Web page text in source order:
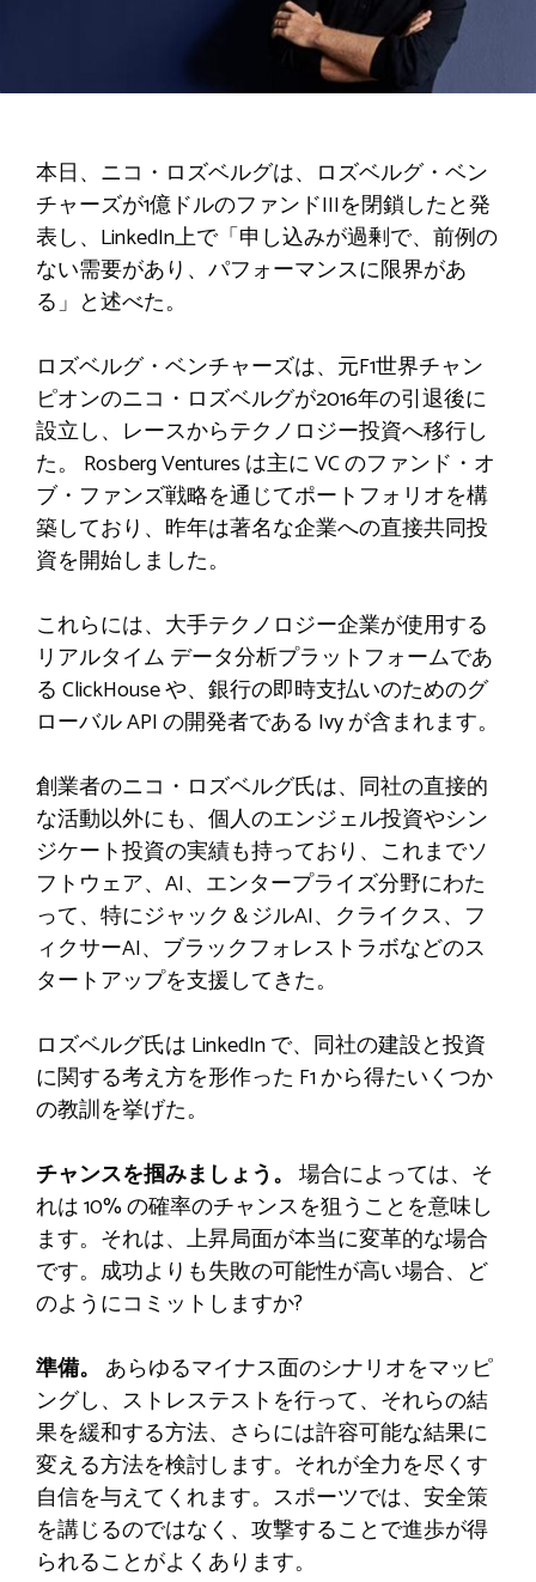
本日、ニコ・ロズベルグは、ロズベルグ・ベン
チャーズが1億ドルのファンドIIIを閉鎖したと発
表し、LinkedIn上で「申し込みが過剰で、前例の
ない需要があり、パフォーマンスに限界があ
る」と述べた。
ロズベルグ・ベンチャーズは、元F1世界チャン
ピオンのニコ・ロズベルグが2016年の引退後に
設立し、レースからテクノロジー投資へ移行し
た。 Rosberg Ventures は主に VC のファンド・オ
ブ・ファンズ戦略を通じてポートフォリオを構
築しており、昨年は著名な企業への直接共同投
資を開始しました。
これらには、大手テクノロジー企業が使用する
リアルタイム データ分析プラットフォームであ
る ClickHouse や、銀行の即時支払いのためのグ
ローバル API の開発者である Ivy が含まれます。
創業者のニコ・ロズベルグ氏は、同社の直接的
な活動以外にも、個人のエンジェル投資やシン
ジケート投資の実績も持っており、これまでソ
フトウェア、AI、エンタープライズ分野にわた
って、特にジャック＆ジルAI、クライクス、フ
ィクサーAI、ブラックフォレストラボなどのス
タートアップを支援してきた。
ロズベルグ氏は LinkedIn で、同社の建設と投資
に関する考え方を形作った F1 から得たいくつか
の教訓を挙げた。
チャンスを掴みましょう。 場合によっては、そ
れは 10% の確率のチャンスを狙うことを意味し
ます。それは、上昇局面が本当に変革的な場合
です。成功よりも失敗の可能性が高い場合、ど
のようにコミットしますか?
準備。 あらゆるマイナス面のシナリオをマッピ
ングし、ストレステストを行って、それらの結
果を緩和する方法、さらには許容可能な結果に
変える方法を検討します。それが全力を尽くす
自信を与えてくれます。スポーツでは、安全策
を講じるのではなく、攻撃することで進歩が得
られることがよくあります。